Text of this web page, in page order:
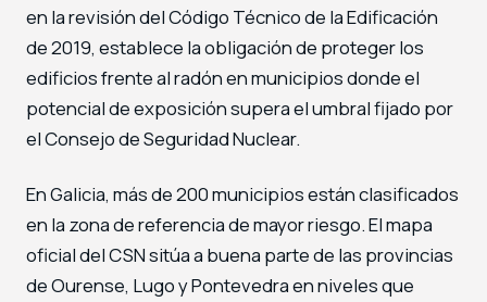
en la revisión del Código Técnico de la Edificación
de 2019, establece la obligación de proteger los
edificios frente al radón en municipios donde el
potencial de exposición supera el umbral fijado por
el Consejo de Seguridad Nuclear.
En Galicia, más de 200 municipios están clasificados
en la zona de referencia de mayor riesgo. El mapa
oficial del CSN sitúa a buena parte de las provincias
de Ourense, Lugo y Pontevedra en niveles que